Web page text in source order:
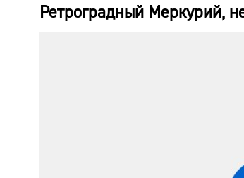
Ретроградный Меркурий,